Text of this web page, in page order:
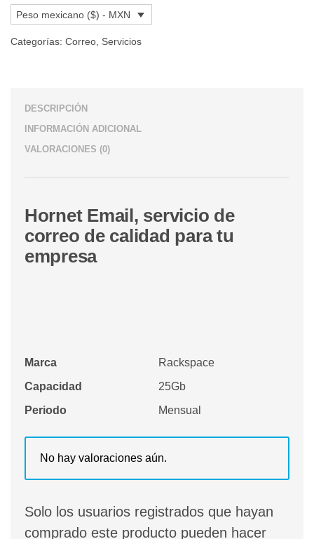
Peso mexicano ($) - MXN
Categorías: Correo Servicios
DESCRIPCIÓN
INFORMACIÓN ADICIONAL
VALORACIONES (0)
Hornet Email, servicio de
correo de calidad para tu
empresa
Marca
Rackspace
Capacidad
25Gb
Periodo
Mensual
No hay valoraciones aún.
Solo los usuarios registrados que hayan
comprado este producto pueden hacer